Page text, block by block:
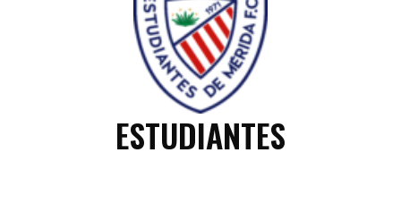
ESTUDIANTES